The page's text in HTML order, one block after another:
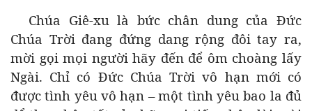
Chúa Giê-xu là bức chân dung của Đức
Chúa Trời đang đứng dang rộng đôi tay ra,
mời gọi mọi người hãy đến để ôm choàng lấy
Ngài. Chỉ có Đức Chúa Trời vô hạn mới có
được tình yêu vô hạn – một tình yêu bao la đủ